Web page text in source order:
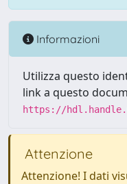
Informazioni
Utilizza questo
link a questo
https://
Attenzione
Attenzione! I dati